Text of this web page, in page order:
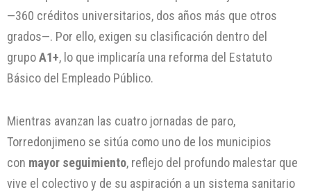
—360 créditos universitarios, dos años más que otros
grados—. Por ello, exigen su clasificación dentro del
grupoA1+, lo que implicaría una reforma del Estatuto
Básico del Empleado Público.
Mientras avanzan las cuatro jornadas de paro,
Torredonjimeno se sitúa como uno de los municipios
con mayor seguimiento, reflejo del profundo malestar que
vive el colectivo y de su aspiración a un sistema sanitario